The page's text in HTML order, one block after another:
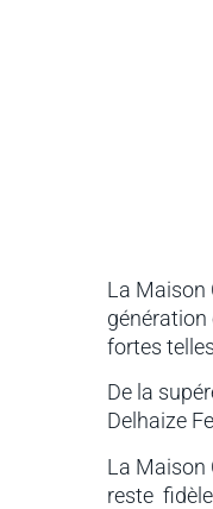
La Maison
génération
fortes
De la
Delhaize
La Maison
reste